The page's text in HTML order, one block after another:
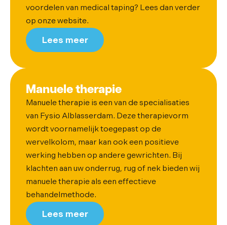
voordelen van medical taping? Lees dan verder
op onze website.
Lees meer
Manuele therapie
Manuele therapie is een van de specialisaties
van Fysio Alblasserdam. Deze therapievorm
wordt voornamelijk toegepast op de
wervelkolom, maar kan ook een positieve
werking hebben op andere gewrichten. Bij
klachten aan uw onderrug, rug of nek bieden wij
manuele therapie als een effectieve
behandelmethode.
Lees meer